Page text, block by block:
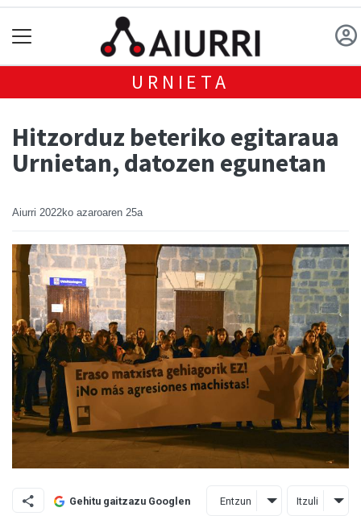
URNIETA
Hitzorduz beteriko egitaraua
Urnietan, datozen egunetan
Aiurri 2022ko azaroaren 25a
Gehitu gaitzazu Googlen Entzun Itzuli